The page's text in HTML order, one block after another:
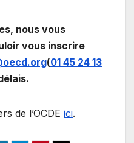
nous vous
vous inscrire
(01 45 24 13
de l’OCDE ici.